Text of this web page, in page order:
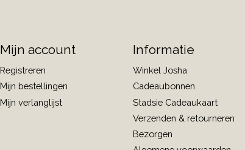
Mijn account
Registreren
Mijn bestellingen
Mijn verlanglijst
Informatie
Winkel Josha
Cadeaubonnen
Stadsie Cadeaukaart
Verzenden & retourneren
Bezorgen